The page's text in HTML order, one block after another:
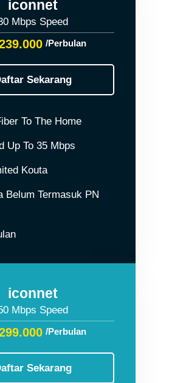
iconnet
Mbps Speed
/Perbulan
Sekarang
To The Home
Up To 35 Mbps
Kouta
Belum Termasuk PN
iconnet
Mbps Speed
/Perbulan
Sekarang